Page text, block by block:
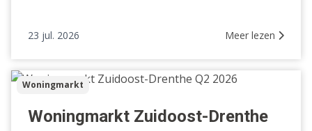
23 jul. 2026 Meer lezen
Woningmarkt
Zuidoost-
Drenthe
Woningmarkt
Woningmarkt Zuidoost-Drenthe